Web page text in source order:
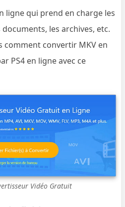
ligne qui prend en charge les
les archives, etc.
comment convertir MKV en
PS4 en ligne avec ce
Vidéo Gratuit